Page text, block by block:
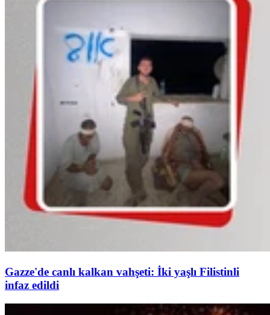
Gazze'de canlı kalkan vahşeti: İki yaşlı Filistinli
infaz edildi